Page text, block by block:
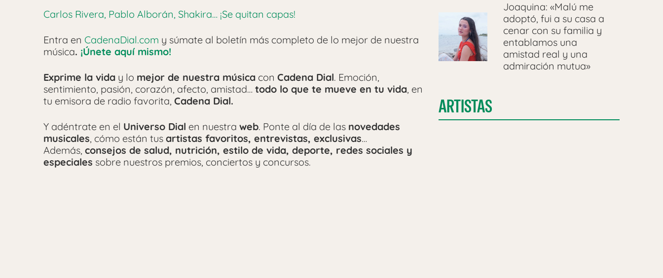
Carlos Rivera, Pablo Alborán, Shakira… ¡Se quitan capas!
Entra en CadenaDial.com y súmate al boletín más completo de lo mejor de nuestra
música. ¡Únete aquí mismo!
Exprime la vida y lo mejor de nuestra música con Cadena Dial. Emoción,
sentimiento, pasión, corazón, afecto, amistad… todo lo que te mueve en tu vida, en
tu emisora de radio favorita, Cadena Dial.
Y adéntrate en el Universo Dial en nuestra web. Ponte al día de las novedades
musicales, cómo están tus artistas favoritos, entrevistas, exclusivas…
Además, consejos de salud, nutrición, estilo de vida, deporte, redes sociales y
especiales sobre nuestros premios, conciertos y concursos.
Joaquina: «Malú me
adoptó, fui a su casa a
cenar con su familia y
entablamos una
amistad real y una
admiración mutua»
ARTISTAS